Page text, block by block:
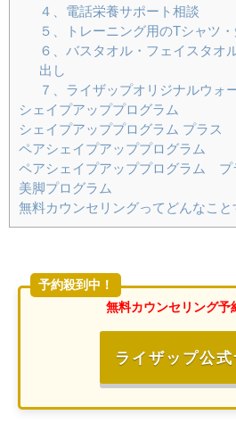
４、電話栄養サポート相談
５、トレーニング用のTシャツ
６、バスタオル・フェイスタオ
出し
７、ライザップオリジナルウォ
シェイプアッププログラム
シェイプアッププログラム プラス
ペアシェイプアッププログラム
ペアシェイプアッププログラム プ
美脚プログラム
無料カウンセリングってどんなこと
予約殺到中！
無料カウンセリング予
ライザップ公式